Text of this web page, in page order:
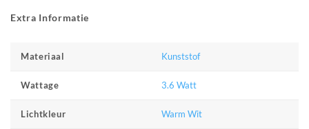
Extra Informatie
Materiaal Kunststof
Wattage 3.6 Watt
Lichtkleur Warm Wit